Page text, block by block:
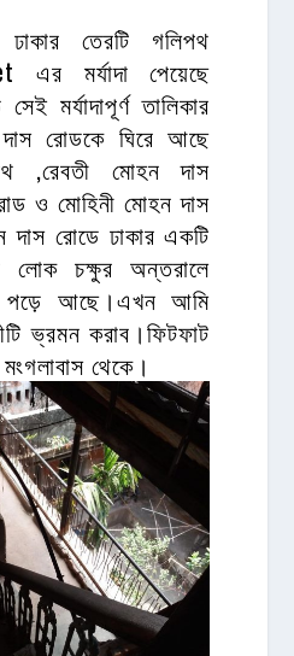
তেরটি গলিপথ
মর্যাদা পেয়েছে
মর্যাদাপূর্ণ তালিকার
রোডকে ঘিরে আছে
,রেবতী মোহন দাস
ও মোহিনী মোহন দাস
রোডে ঢাকার একটি
লোক চক্ষুর অন্তরালে
পড়ে আছে।এখন আমি
ভ্রমন করাব।ফিটফাট
থেকে।